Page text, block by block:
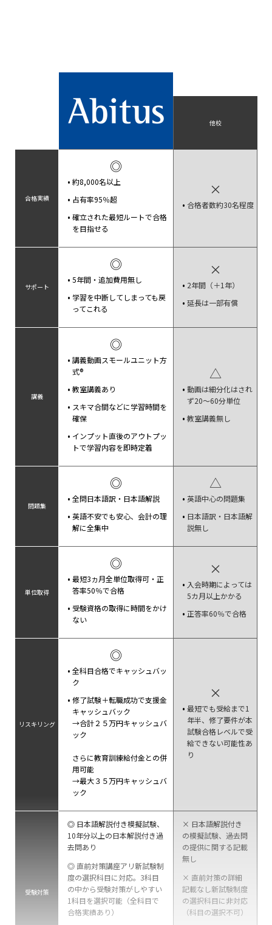
他校
合格実績
◎
約8,000名以上
占有率95％超
確立された最短ルートで合格
を目指せる
×
合格者数約30名程度
サポート
◎
5年間・追加費用無し
学習を中断してしまっても戻
ってこれる
×
2年間（＋1年）
延長は一部有償
講義
◎
講義動画スモールユニット方
式®
教室講義あり
スキマ合間などに学習時間を
確保
インプット直後のアウトプッ
トで学習内容を即時定着
△
動画は細分化はされ
ず20～60分単位
教室講義無し
問題集
◎
全問日本語訳・日本語解説
英語不安でも安心、会計の理
解に全集中
△
英語中心の問題集
日本語訳・日本語解
説無し
単位取得
◎
最短3ヵ月全単位取得可・正
答率50％で合格
受験資格の取得に時間をかけ
ない
×
入会時期によっては
5カ月以上かかる
正答率60％で合格
リスキリング
◎
全科目合格でキャッシュバッ
ク
修了試験＋転職成功で支援金
キャッシュバック
→合計２５万円キャッシュバ
ック
さらに教育訓練給付金との併
用可能
→最大３５万円キャッシュバ
ック
×
最短でも受給まで1
年半、修了要件が本
試験合格レベルで受
給できない可能性あ
り
受験対策
◎ 日本語解説付き模擬試験、
10年分以上の日本解説付き過
去問あり
◎ 直前対策講座アリ新試験制
度の選択科目に対応。3科目
の中から受験対策がしやすい
1科目を選択可能（全科目で
合格実績あり）
× 日本語解説付き
の模擬試験、過去問
の提供に関する記載
無し
× 直前対策の詳細
記載なし新試験制度
の選択科目に非対応
（科目の選択不可）